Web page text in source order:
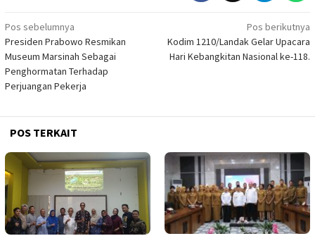
Navigasi
pos
Pos sebelumnya
Presiden Prabowo Resmikan
Museum Marsinah Sebagai
Penghormatan Terhadap
Perjuangan Pekerja
Pos berikutnya
Kodim 1210/Landak Gelar Upacara
Hari Kebangkitan Nasional ke-118.
POS TERKAIT